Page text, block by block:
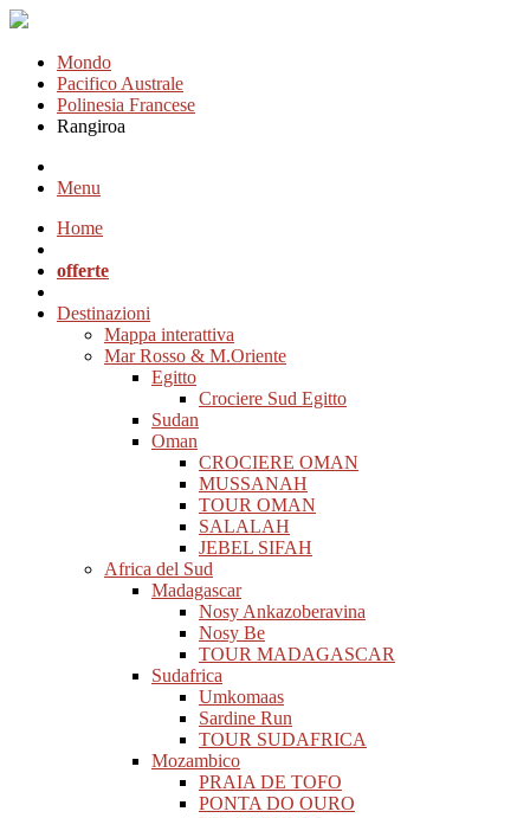
Mondo
Pacifico Australe
Polinesia Francese
Rangiroa
Menu
Home
offerte
Destinazioni
Mappa interattiva
Mar Rosso & M.Oriente
Egitto
Crociere Sud Egitto
Sudan
Oman
CROCIERE OMAN
MUSSANAH
TOUR OMAN
SALALAH
JEBEL SIFAH
Africa del Sud
Madagascar
Nosy Ankazoberavina
Nosy Be
TOUR MADAGASCAR
Sudafrica
Umkomaas
Sardine Run
TOUR SUDAFRICA
Mozambico
PRAIA DE TOFO
PONTA DO OURO